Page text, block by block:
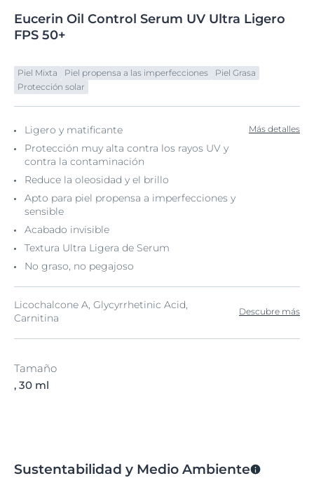
Eucerin Oil Control Serum UV Ultra Ligero
FPS 50+
Piel Mixta Piel propensa a las imperfecciones
Piel Grasa
Protección solar
Ligero y matificante
Protección muy alta contra los rayos UV y
contra la contaminación
Reduce la oleosidad y el brillo
Apto para piel propensa a imperfecciones y
sensible
Acabado invisible
Textura Ultra Ligera de Serum
No graso, no pegajoso
Más detalles
Licochalcone A, Glycyrrhetinic Acid,
Carnitina
Descubre más
Tamaño
, 30 ml
Sustentabilidad y Medio Ambiente